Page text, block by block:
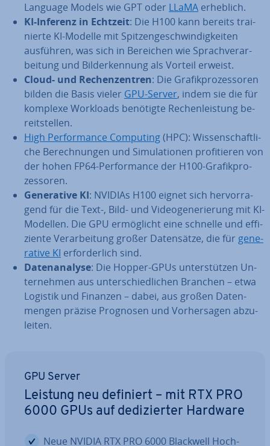
Language Models wie GPT oder LLaMA erheblich.
KI-Inferenz in Echtzeit: Die H100 kann bereits trai­
nier­te KI-Modelle mit Spit­zen­ge­schwin­dig­kei­ten
ausführen, was sich in Bereichen wie Sprach­ver­ar­
bei­tung und Bil­der­ken­nung als Vorteil erweist.
Cloud- und Re­chen­zen­tren: Die Gra­fik­pro­zes­so­ren
bilden die Basis vieler GPU-Server, indem sie die für
komplexe Workloads benötigte Re­chen­leis­tung be­
reit­stel­len.
High Per­for­mance Computing(HPC): Wis­sen­schaft­li­
che Be­rech­nun­gen und Si­mu­la­tio­nen pro­fi­tie­ren von
der hohen FP64-Per­for­mance der H100-Gra­fik­pro­
zes­so­ren.
Ge­ne­ra­ti­ve KI: NVIDIAs H100 eignet sich her­vor­ra­
gend für die Text-, Bild- und Vi­deo­ge­ne­rie­rung mit KI-
Modellen. Die GPU er­mög­licht eine schnelle und ef­fi­
zi­en­te Ver­ar­bei­tung großer Da­ten­sät­ze, die für ge­ne­
ra­ti­ve KI er­for­der­lich sind.
Da­ten­ana­ly­se: Die Hopper-GPUs un­ter­stüt­zen Un­
ter­neh­men aus un­ter­schied­li­chen Branchen – etwa
Logistik und Finanzen – dabei, aus großen Da­ten­
men­gen präzise Prognosen und Vor­her­sa­gen ab­zu­
lei­ten.
GPU Server
Leistung neu definiert – mit RTX PRO
6000 GPUs auf de­di­zier­ter Hardware
Neue NVIDIA RTX PRO 6000 Blackwell Hoch­